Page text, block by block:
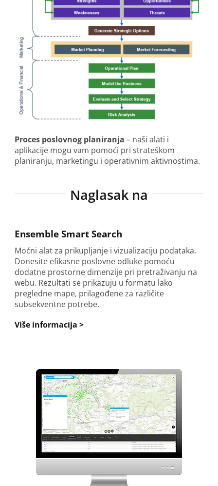
Proces poslovnog planiranja – naši alati i
aplikacije mogu vam pomoći pri strateškom
planiranju, marketingu i operativnim aktivnostima.
Naglasak na
Ensemble Smart Search
Moćni alat za prikupljanje i vizualizaciju podataka.
Donesite efikasne poslovne odluke pomoću
dodatne prostorne dimenzije pri pretraživanju na
webu. Rezultati se prikazuju u formatu lako
pregledne mape, prilagođene za različite
subsekventne potrebe.
Više informacija >